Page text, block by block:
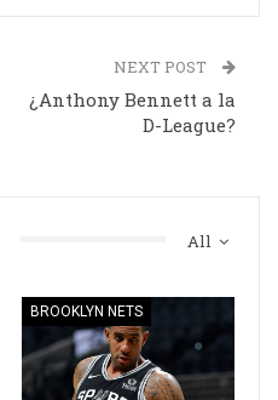
NEXT POST
¿Anthony Bennett a la
D-League?
All
BROOKLYN NETS